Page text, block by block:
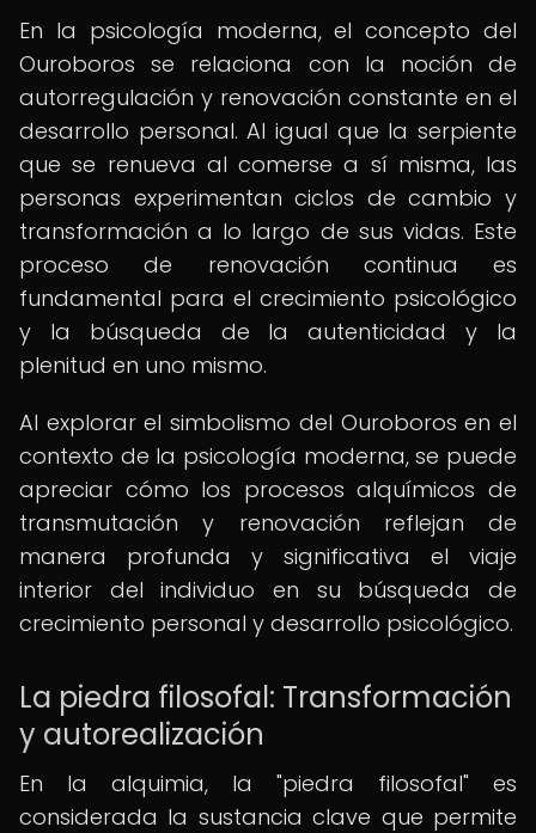
En la psicología moderna, el concepto del
Ouroboros se relaciona con la noción de
autorregulación y renovación constante en el
desarrollo personal. Al igual que la serpiente
que se renueva al comerse a sí misma, las
personas experimentan ciclos de cambio y
transformación a lo largo de sus vidas. Este
proceso de renovación continua es
fundamental para el crecimiento psicológico
y la búsqueda de la autenticidad y la
plenitud en uno mismo.
Al explorar el simbolismo del Ouroboros en el
contexto de la psicología moderna, se puede
apreciar cómo los procesos alquímicos de
transmutación y renovación reflejan de
manera profunda y significativa el viaje
interior del individuo en su búsqueda de
crecimiento personal y desarrollo psicológico.
La piedra filosofal: Transformación
y autorealización
En la alquimia, la "piedra filosofal" es
considerada la sustancia clave que permite